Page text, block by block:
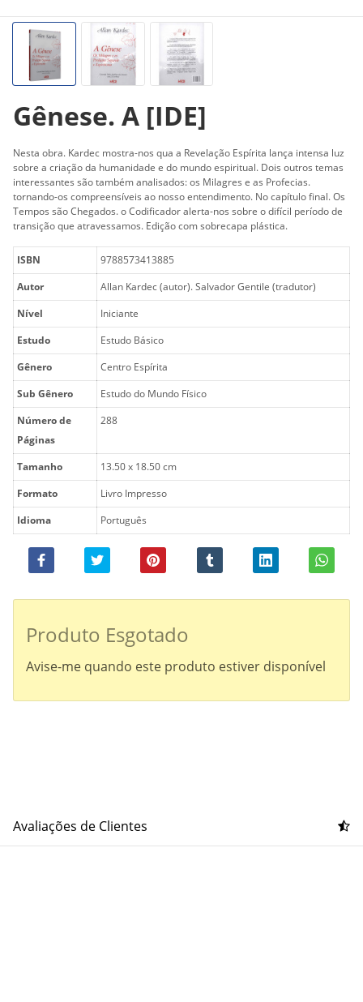
Produto Esgotado
Avise-me quando este produto estiver disponível
Gênese. A [IDE]
Nesta obra. Kardec mostra-nos qua a Revelação Espírita lança intensa luz
sobre a criação da humanidade e do mundo espiritual. Dois outros temas
interessantes são também analisados: os Milagres e as Profecias.
tornando-os compreensíveis ao nosso entendimento. No capítulo final. Os
Tempos são Chegados. o Codificador alerta-nos sobre o difícil período de
transição que atravessamos. Edição com sobrecapa plástica.
ISBN
9788573413885
Autor
Allan Kardec (autor). Salvador Gentile (tradutor)
Nível
Iniciante
Estudo
Estudo Básico
Gênero
Centro Espírita
Sub Gênero
Estudo do Mundo Físico
Número de
Páginas
288
Tamanho
13.50 x 18.50 cm
Formato
Livro Impresso
Idioma
Português
Avaliações de Clientes